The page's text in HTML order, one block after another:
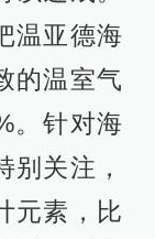
温亚德海
的温室气
。针对海
关注，
元素，比